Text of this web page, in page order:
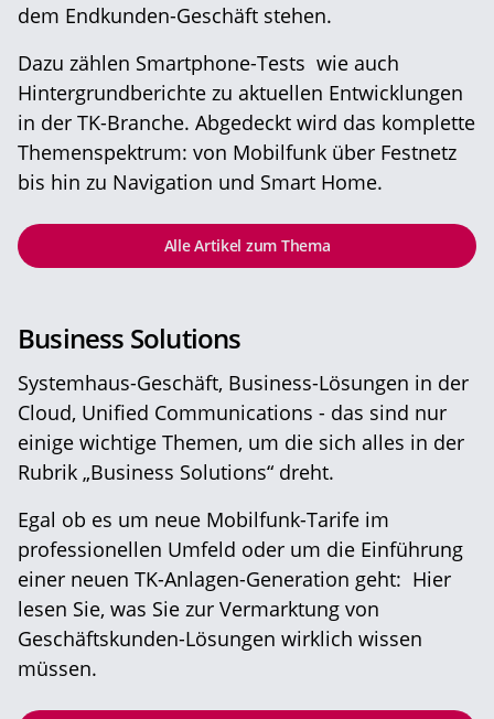
dem Endkunden-Geschäft stehen.
Dazu zählen Smartphone-Tests wie auch
Hintergrundberichte zu aktuellen Entwicklungen
in der TK-Branche. Abgedeckt wird das komplette
Themenspektrum: von Mobilfunk über Festnetz
bis hin zu Navigation und Smart Home.
Alle Artikel zum Thema
Business Solutions
Systemhaus-Geschäft, Business-Lösungen in der
Cloud, Unified Communications - das sind nur
einige wichtige Themen, um die sich alles in der
Rubrik „Business Solutions“ dreht.
Egal ob es um neue Mobilfunk-Tarife im
professionellen Umfeld oder um die Einführung
einer neuen TK-Anlagen-Generation geht: Hier
lesen Sie, was Sie zur Vermarktung von
Geschäftskunden-Lösungen wirklich wissen
müssen.